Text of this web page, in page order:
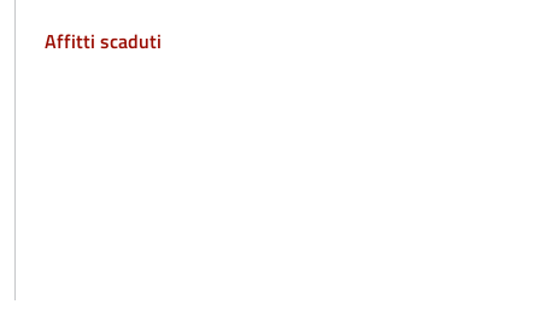
Affitti scaduti